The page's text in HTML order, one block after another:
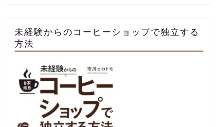
未経験からのコーヒーショップで独立する
方法